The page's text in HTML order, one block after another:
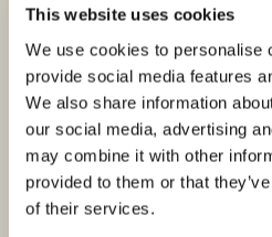
This website uses cookies
We use cookies to personalise
provide social media features
We also share information
our social media, advertising
may combine it with other
provided to them or that
of their services.